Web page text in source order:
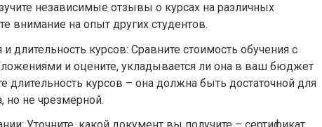
независимые отзывы о курсах на различных
внимание на опыт других студентов.
длительность курсов: Сравните стоимость обучения с
и оцените, укладывается ли она в ваш бюджет
длительность курсов – она должна быть достаточной для
но не чрезмерной.